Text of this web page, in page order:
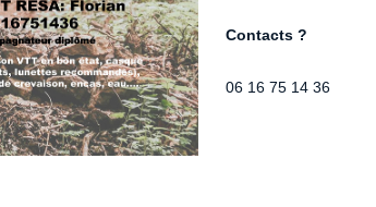
Contacts ?
06 16 75 14 36